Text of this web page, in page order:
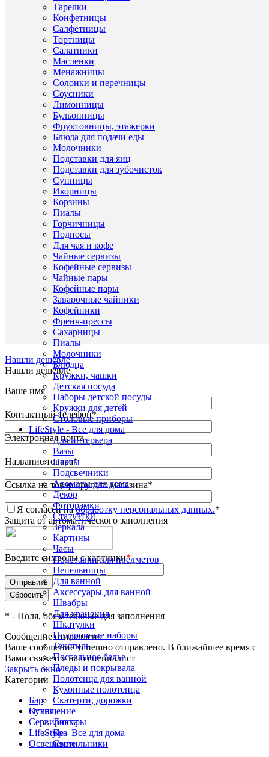
Тарелки
Конфетницы
Салфетницы
Тортницы
Салатники
Масленки
Менажницы
Солонки и перечницы
Соусники
Лимонницы
Бульонницы
Фруктовницы, этажерки
Блюда для подачи еды
Молочники
Подставки для яиц
Подставки для зубочисток
Супницы
Икорницы
Корзины
Пиалы
Горчичницы
Подносы
Для чая и кофе
Чайные сервизы
Кофейные сервизы
Чайные пары
Кофейные пары
Заварочные чайники
Кофейники
Френч-прессы
Сахарницы
Пиалы
Молочники
Блюдца
Кружки, чашки
Детская посуда
Наборы детской посуды
Кружки для детей
Столовые приборы
LifeStyle - Все для дома
Для интерьера
Вазы
Цветы
Подсвечники
Ароматы для дома
Декор
Фоторамки
Статуэтки
Зеркала
Картины
Часы
Подставки для предметов
Пепельницы
Для ванной
Аксессуары для ванной
Швабры
Для хранения
Шкатулки
Подарочные наборы
Текстиль
Постельное белье
Пледы и покрывала
Полотенца для ванной
Кухонные полотенца
Скатерти, дорожки
Освещение
Люстры
Бра
Светильники
Нашли дешевле
Нашли дешевле
Ваше имя
Контактный телефон*
Электронная почта
Название товара*
Ссылка на товар другого магазина*
Я согласен наобработку персональных данных.*
Защита от автоматического заполнения
Введите символы с картинки*
* - Поля, обязательные для заполнения
Сообщение отправлено
Ваше сообщение успешно отправлено. В ближайшее время с
Вами свяжется наш специалист
Закрыть окно
Категории
Бар
Кухня
Сервировка
LifeStyle - Все для дома
Освещение